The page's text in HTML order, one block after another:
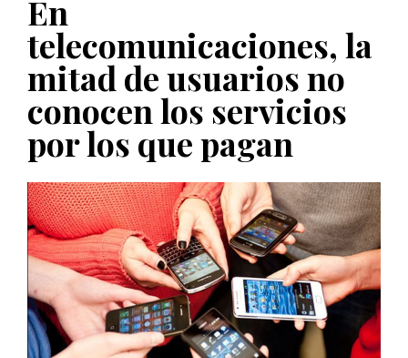
PUBLICADO EL 5 ENERO, 2023
En
telecomunicaciones, la
mitad de usuarios no
conocen los servicios
por los que pagan